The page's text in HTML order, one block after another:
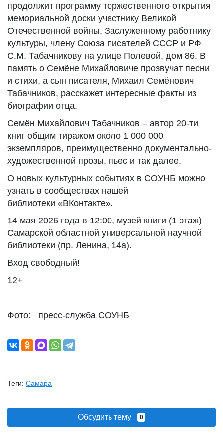
продолжит программу торжественного открытия
мемориальной доски участнику Великой
Отечественной войны, Заслуженному работнику
культуры, члену Союза писателей СССР и РФ
С.М. Табачникову на улице Полевой, дом 86. В
память о Семёне Михайловиче прозвучат песни
и стихи, а сын писателя, Михаил Семёнович
Табачников, расскажет интересные факты из
биографии отца.
Семён Михайлович Табачников – автор 20-ти
книг общим тиражом около 1 000 000
экземпляров, преимущественно документально-
художественной прозы, пьес и так далее.
О новых культурных событиях в СОУНБ можно
узнать в сообществах нашей
библиотеки «ВКонтакте».
14 мая 2026 года в 12:00, музей книги (1 этаж)
Самарской областной универсальной научной
библиотеки (пр. Ленина, 14а).
Вход свободный!
12+
Фото: пресс-служба СОУНБ
Теги: Самара
Обсудить тему 0